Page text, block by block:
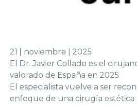
21 | noviembre | 2025
El Dr. Javier Collado es el
valorado de España en 2025
El especialista vuelve a ser
enfoque de una cirugía estética